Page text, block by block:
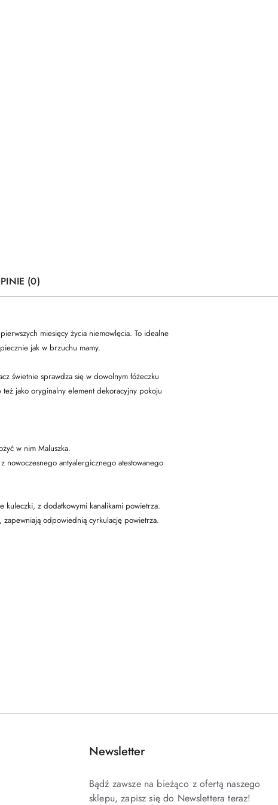
(0)
miesięcy życia niemowlęcia. To idealne
jak w brzuchu mamy.
świetnie sprawdza się w dowolnym łóżeczku
jako oryginalny element dekoracyjny pokoju
w nim Maluszka.
nowoczesnego antyalergicznego atestowanego
kuleczki, z dodatkowymi kanalikami powietrza.
odpowiednią cyrkulację powietrza.
Newsletter
Bądź zawsze na bieżąco z ofertą naszego
sklepu, zapisz się do Newslettera teraz!